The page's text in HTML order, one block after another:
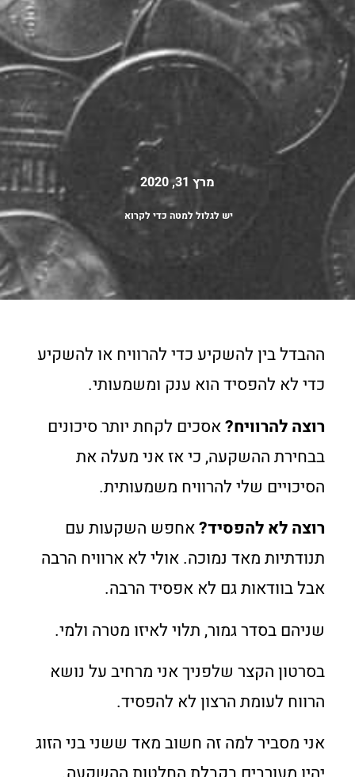
מרץ 31, 2020
יש לגלול למטה כדי לקרוא
ההבדל בין להשקיע כדי להרוויח או להשקיע
כדי לא להפסיד הוא ענק ומשמעותי.
רוצה להרוויח?אסכים לקחת יותר סיכונים
בבחירת ההשקעה, כי אז אני מעלה את
הסיכויים שלי להרוויח משמעותית.
רוצה לא להפסיד?אחפש השקעות עם
תנודתיות מאד נמוכה. אולי לא ארוויח הרבה
אבל בוודאות גם לא אפסיד הרבה.
שניהם בסדר גמור, תלוי לאיזו מטרה ולמי.
בסרטון הקצר שלפניך אני מרחיב על נושא
הרווח לעומת הרצון לא להפסיד.
אני מסביר למה זה חשוב מאד ששני בני הזוג